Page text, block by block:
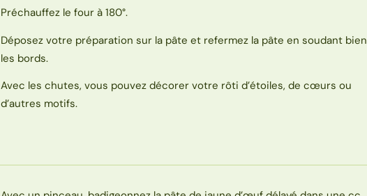
Préchauffez le four à 180°.
Déposez votre préparation sur la pâte et refermez la pâte en soudant bien
les bords.
Avec les chutes, vous pouvez décorer votre rôti d’étoiles, de cœurs ou
d’autres motifs.